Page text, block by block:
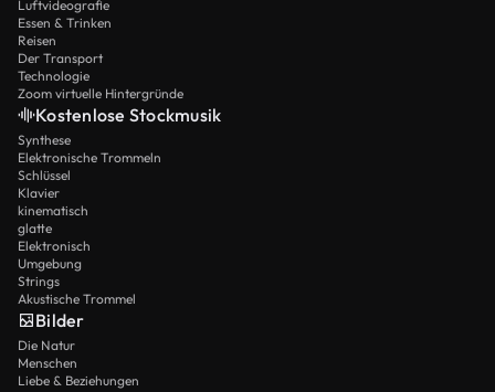
Luftvideografie
Essen & Trinken
Reisen
Der Transport
Technologie
Zoom virtuelle Hintergründe
Kostenlose Stockmusik
Synthese
Elektronische Trommeln
Schlüssel
Klavier
kinematisch
glatte
Elektronisch
Umgebung
Strings
Akustische Trommel
Bilder
Die Natur
Menschen
Liebe & Beziehungen